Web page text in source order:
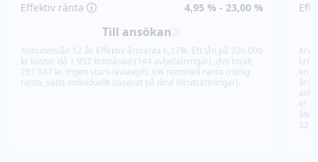
Effektiv ränta 4,95 % - 23,00 %
Till ansökan
Annuitetslån 12 år. Effektiv årsränta 6,17%. Ett lån på 200 000
kr kostar då 1 952 kr/månad (144 avbetalningar), dvs totalt
281 047 kr. Ingen start-/aviavgift. 6% nominell ränta (rörlig
ränta, sätts individuellt baserat på dina förutsättningar).
kr